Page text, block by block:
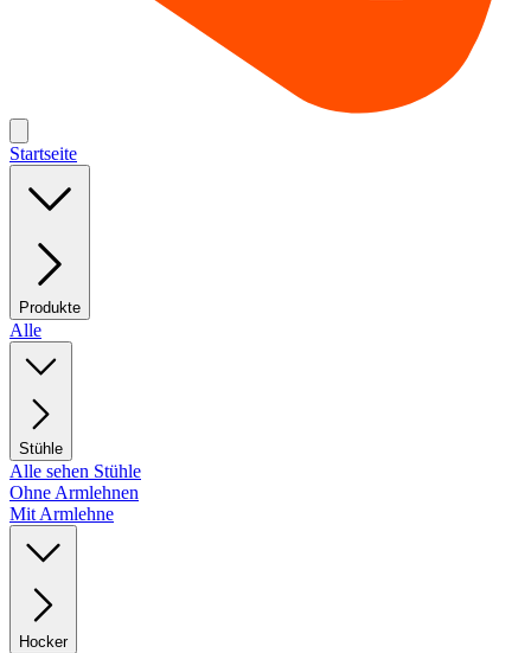
Startseite
Produkte
Alle
Stühle
Alle sehen Stühle
Ohne Armlehnen
Mit Armlehne
Hocker